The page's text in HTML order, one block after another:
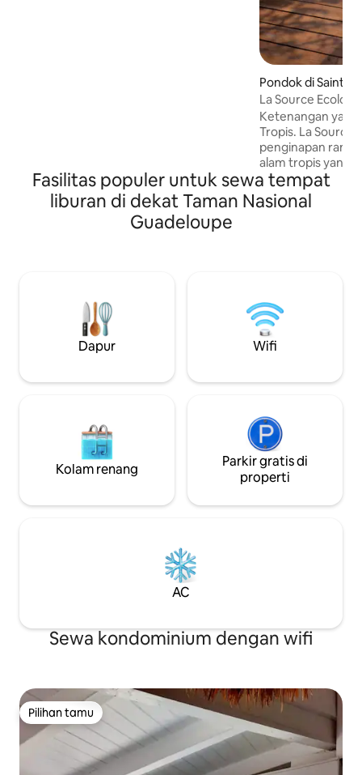
Pondok di Sainte-
La Source
Ketenangan yang
Tropis. La Source
penginapan
alam tropis yang
kenyamanan
pengalaman yang unik.
elegan seluas
seluruh properti.
dikirim setelah
biaya kebersihan.
Fasilitas populer untuk sewa tempat
liburan di dekat Taman Nasional
Guadeloupe
Dapur Wifi
Kolam renang
Parkir gratis di
properti
AC
Sewa kondominium dengan wifi
Pilihan tamu
Pilihan tamu